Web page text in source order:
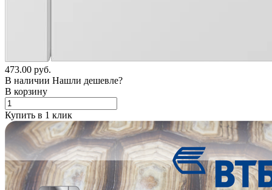
473.00 руб.
В наличии Нашли дешевле?
В корзину
Купить в 1 клик